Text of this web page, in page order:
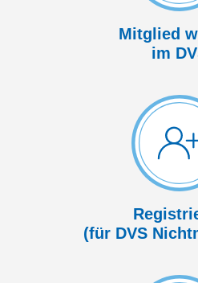
Mitglied
im
(für DVS